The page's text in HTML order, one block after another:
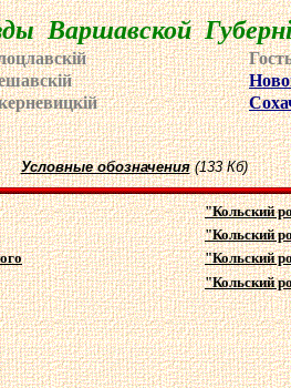
Варшавской
iй
iй
iй
Условные обозначения (133 Кб)
"Кольский
"Кольский
"Кольский
"Кольский